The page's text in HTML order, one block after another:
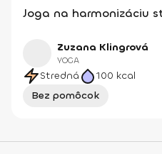
Joga na harmonizáciu
Zuzana Klingrová
YOGA
Stredná 100 kcal
Bez pomôcok